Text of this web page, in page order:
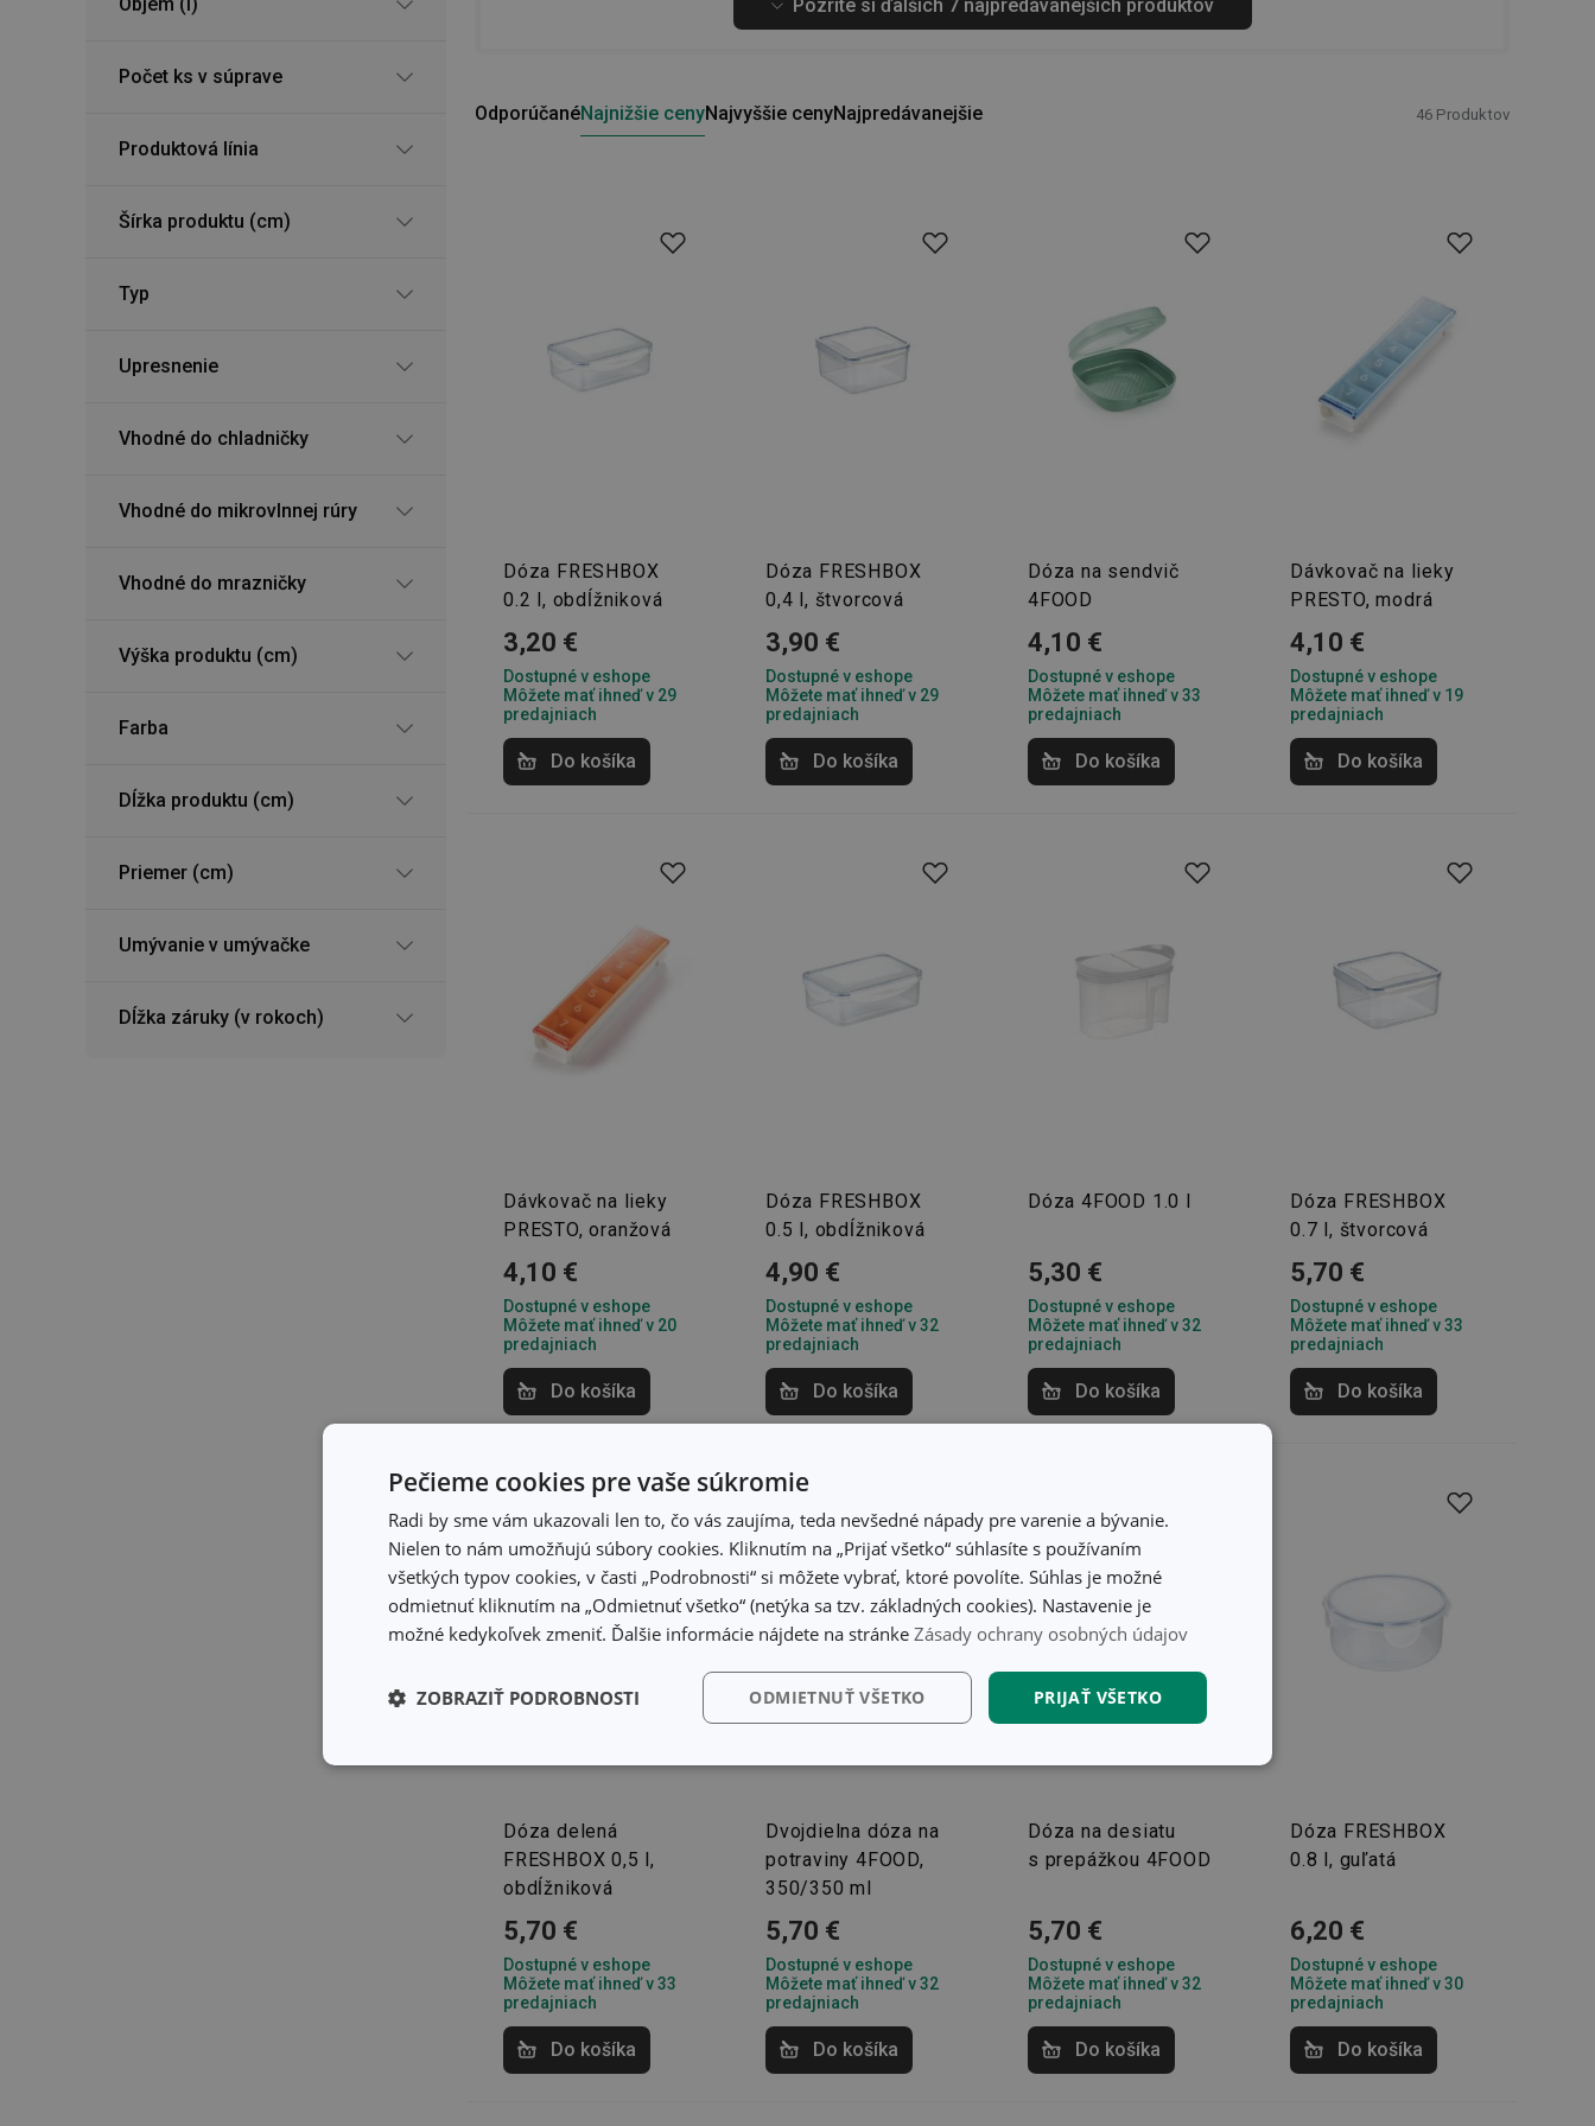
Počet ks v súprave
Produktová línia
Šírka produktu (cm)
Typ
Upresnenie
Vhodné do chladničky
Vhodné do mikrovlnnej rúry
Vhodné do mrazničky
Výška produktu (cm)
Farba
Dĺžka produktu (cm)
Priemer (cm)
Umývanie v umývačke
Dĺžka záruky (v rokoch)
Pozrite si ďalších 7 najpredávanejších produktov
OdporúčanéNajnižšie cenyNajvyššie cenyNajpredávanejšie 46 Produktov
Dóza FRESHBOX
0.2 l, obdĺžniková
3,20 €
Dostupné v eshope
Môžete mať ihneď v 29
predajniach
Do košíka
Dóza FRESHBOX
0,4 l, štvorcová
3,90 €
Dostupné v eshope
Môžete mať ihneď v 29
predajniach
Do košíka
Dóza na sendvič
4FOOD
4,10 €
Dostupné v eshope
Môžete mať ihneď v 33
predajniach
Do košíka
Dávkovač na lieky
PRESTO, modrá
4,10 €
Dostupné v eshope
Môžete mať ihneď v 19
predajniach
Do košíka
Dávkovač na lieky
PRESTO, oranžová
4,10 €
Dostupné v eshope
Môžete mať ihneď v 20
predajniach
Do košíka
Dóza FRESHBOX
0.5 l, obdĺžniková
4,90 €
Dostupné v eshope
Môžete mať ihneď v 32
predajniach
Do košíka
Dóza 4FOOD 1.0 l
5,30 €
Dostupné v eshope
Môžete mať ihneď v 32
predajniach
Do košíka
Dóza FRESHBOX
0.7 l, štvorcová
5,70 €
Dostupné v eshope
Môžete mať ihneď v 33
predajniach
Do košíka
Dóza delená
FRESHBOX 0,5 l,
obdĺžniková
5,70 €
Dostupné v eshope
Môžete mať ihneď v 33
predajniach
Do košíka
Dvojdielna dóza na
potraviny 4FOOD,
350/350 ml
5,70 €
Dostupné v eshope
Môžete mať ihneď v 32
predajniach
Do košíka
Dóza na desiatu
s prepážkou 4FOOD
5,70 €
Dostupné v eshope
Môžete mať ihneď v 32
predajniach
Do košíka
Dóza FRESHBOX
0.8 l, guľatá
6,20 €
Dostupné v eshope
Môžete mať ihneď v 30
predajniach
Do košíka
Pečieme cookies pre vaše súkromie
Radi by sme vám ukazovali len to, čo vás zaujíma, teda nevšedné nápady pre varenie a bývanie.
Nielen to nám umožňujú súbory cookies. Kliknutím na „Prijať všetko“ súhlasíte s používaním
všetkých typov cookies, v časti „Podrobnosti“ si môžete vybrať, ktoré povolíte. Súhlas je možné
odmietnuť kliknutím na „Odmietnuť všetko“ (netýka sa tzv. základných cookies). Nastavenie je
možné kedykoľvek zmeniť. Ďalšie informácie nájdete na stránke Zásady ochrany osobných údajov
PRIJAŤ VŠETKO
ODMIETNUŤ VŠETKO
ZOBRAZIŤ PODROBNOSTI
Základné (funkčné)
Analytické a
Marketingové
Funkčné súbory
Základné (funkčné) cookies Analytické a preferenčné cookies Funkčné súbory
Nevyhnutne potrebné súbory cookie umožňujú základné funkcie webovej lokality, ako prihlásenie používateľa a správa účtu.
Webová lokalita sa nedá správne používať bez nevyhnutne potrebných súborov cookie.
Poskytovateľ
Doména
Uplynutie
platnosti